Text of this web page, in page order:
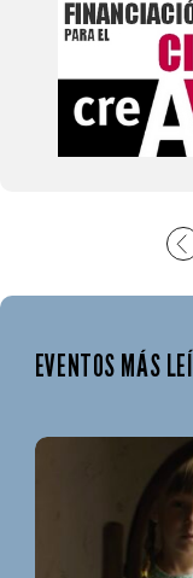
EVENTOS MÁS